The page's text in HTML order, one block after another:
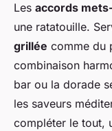
Les accords
une ratatouille.
grillée comme du
combinaison
bar ou la dorade
les saveurs
compléter le tout,